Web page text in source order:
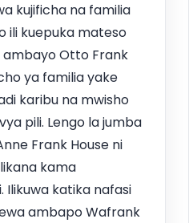
kujificha na familia
ili kuepuka mateso
ambayo Otto Frank
ya familia yake
karibu na mwisho
pili. Lengo la jumba
Frank House ni
kama
Ilikuwa katika nafasi
ambapo Wafrank